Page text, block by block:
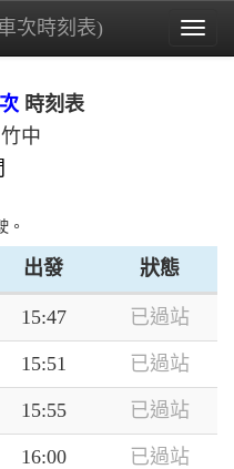
次時刻表)
時刻表
中
。
出發 狀態
15:47 已過站
15:51 已過站
15:55 已過站
16:00 已過站